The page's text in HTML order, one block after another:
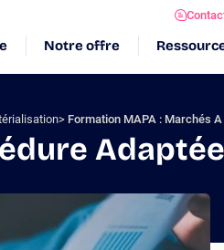
Notre offre
Formation MAPA : Marchés
Adaptée